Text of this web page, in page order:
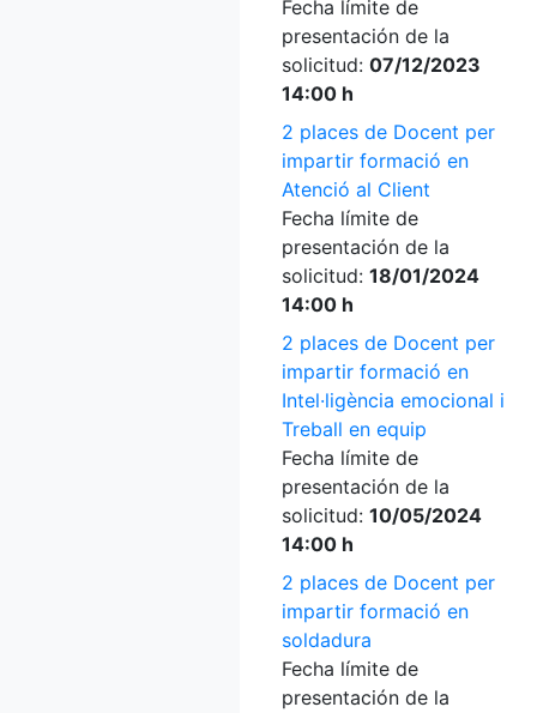
Fecha límite de
presentación de la
solicitud: 07/12/2023
14:00 h
2 places de Docent per
impartir formació en
Atenció al Client
Fecha límite de
presentación de la
solicitud: 18/01/2024
14:00 h
2 places de Docent per
impartir formació en
Intel·ligència emocional i
Treball en equip
Fecha límite de
presentación de la
solicitud: 10/05/2024
14:00 h
2 places de Docent per
impartir formació en
soldadura
Fecha límite de
presentación de la